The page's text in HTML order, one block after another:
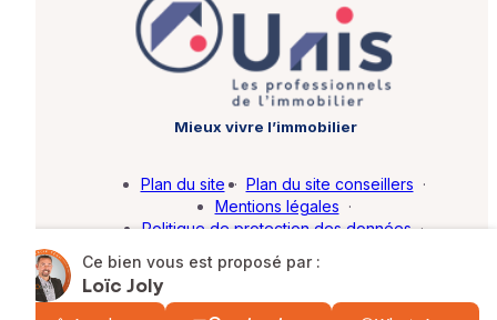
Ce bien vous est proposé par :
Loïc Joly
Mieux vivre l’immobilier
© SAFTI 2026. Tous droits réservés.
Plan du site · Plan du site conseillers ·
Mentions légales ·
Politique de protection des données ·